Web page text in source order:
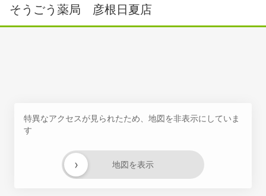
そうごう薬局 彦根日夏店
特異なアクセスが見られたため、地図を非表示にしていま
す
地図を表示
›